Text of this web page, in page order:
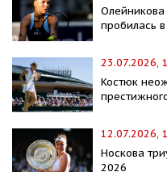
пробилась
23.07.2026,
Костюк
12.07.2026,
Носкова
2026